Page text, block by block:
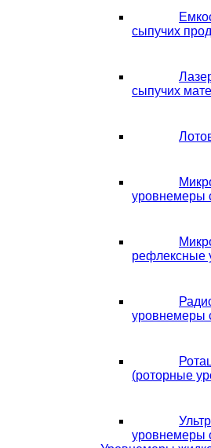
сыпучих
сыпучих
уровнемеры
рефлексные
уровнемеры
(роторные
уровнемеры